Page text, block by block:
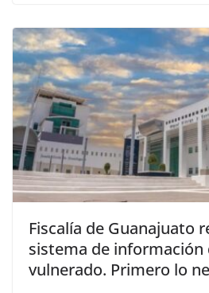
Fiscalía de Guanajuato
sistema de información
vulnerado. Primero lo